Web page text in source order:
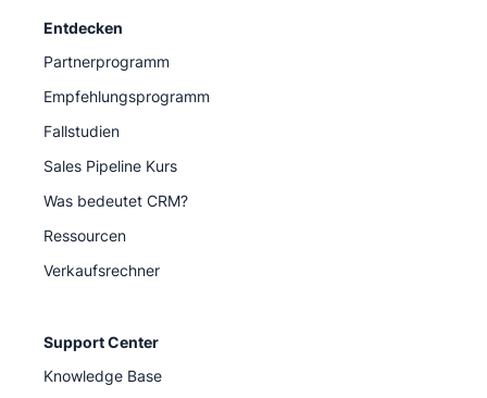
Entdecken
Partnerprogramm
Empfehlungsprogramm
Fallstudien
Sales Pipeline Kurs
Was bedeutet CRM?
Ressourcen
Verkaufsrechner
Support Center
Knowledge Base